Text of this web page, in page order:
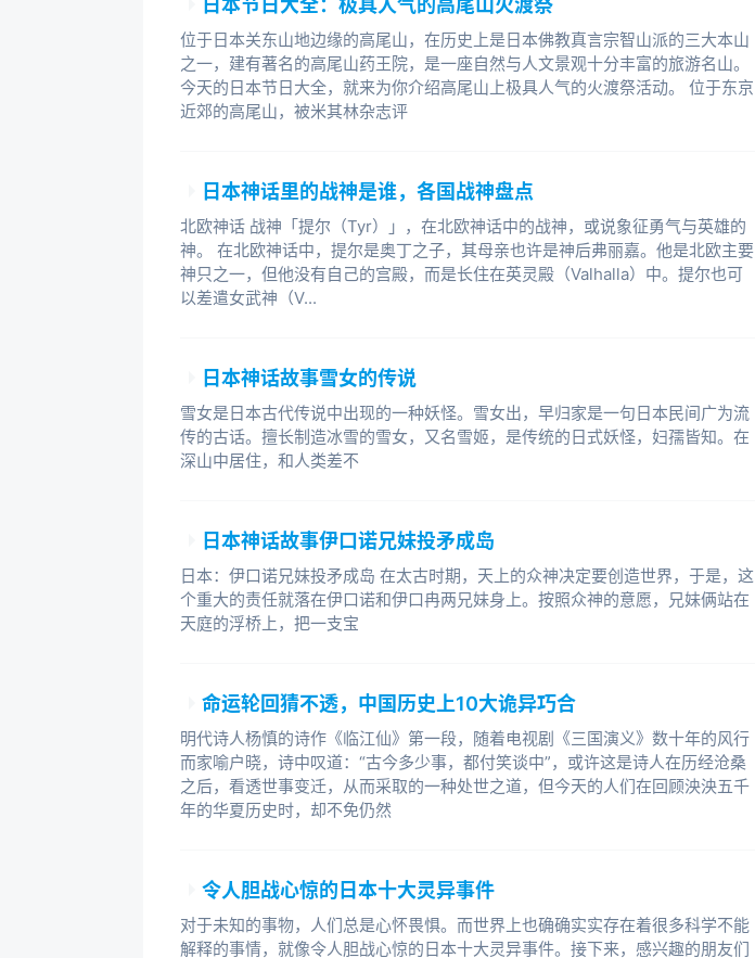
日本节日大全：极具人气的高尾山火渡祭
位于日本关东山地边缘的高尾山，在历史上是日本佛教真言宗智山派的三大本山
之一，建有著名的高尾山药王院，是一座自然与人文景观十分丰富的旅游名山。
今天的日本节日大全，就来为你介绍高尾山上极具人气的火渡祭活动。 位于东京
近郊的高尾山，被米其林杂志评
日本神话里的战神是谁，各国战神盘点
北欧神话 战神「提尔（Tyr）」，在北欧神话中的战神，或说象征勇气与英雄的
神。 在北欧神话中，提尔是奥丁之子，其母亲也许是神后弗丽嘉。他是北欧主要
神只之一，但他没有自己的宫殿，而是长住在英灵殿（Valhalla）中。提尔也可
以差遣女武神（V...
日本神话故事雪女的传说
雪女是日本古代传说中出现的一种妖怪。雪女出，早归家是一句日本民间广为流
传的古话。擅长制造冰雪的雪女，又名雪姬，是传统的日式妖怪，妇孺皆知。在
深山中居住，和人类差不
日本神话故事伊口诺兄妹投矛成岛
日本：伊口诺兄妹投矛成岛 在太古时期，天上的众神决定要创造世界，于是，这
个重大的责任就落在伊口诺和伊口冉两兄妹身上。按照众神的意愿，兄妹俩站在
天庭的浮桥上，把一支宝
命运轮回猜不透，中国历史上10大诡异巧合
明代诗人杨慎的诗作《临江仙》第一段，随着电视剧《三国演义》数十年的风行
而家喻户晓，诗中叹道：“古今多少事，都付笑谈中”，或许这是诗人在历经沧桑
之后，看透世事变迁，从而采取的一种处世之道，但今天的人们在回顾泱泱五千
年的华夏历史时，却不免仍然
令人胆战心惊的日本十大灵异事件
对于未知的事物，人们总是心怀畏惧。而世界上也确确实实存在着很多科学不能
解释的事情，就像令人胆战心惊的日本十大灵异事件。接下来，感兴趣的朋友们